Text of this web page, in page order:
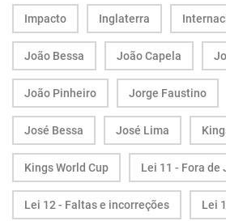
Impacto Inglaterra
João Bessa João Capela
João Pinheiro Jorge Faustino
José Bessa José Lima
Kings World Cup Lei 11 - Fora de
Lei 12 - Faltas e incorreções Lei